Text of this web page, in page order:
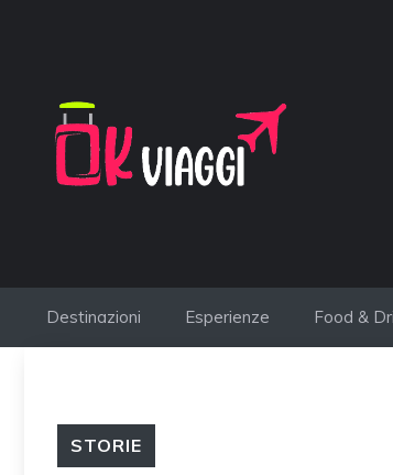
Destinazioni Esperienze Food &
STORIE